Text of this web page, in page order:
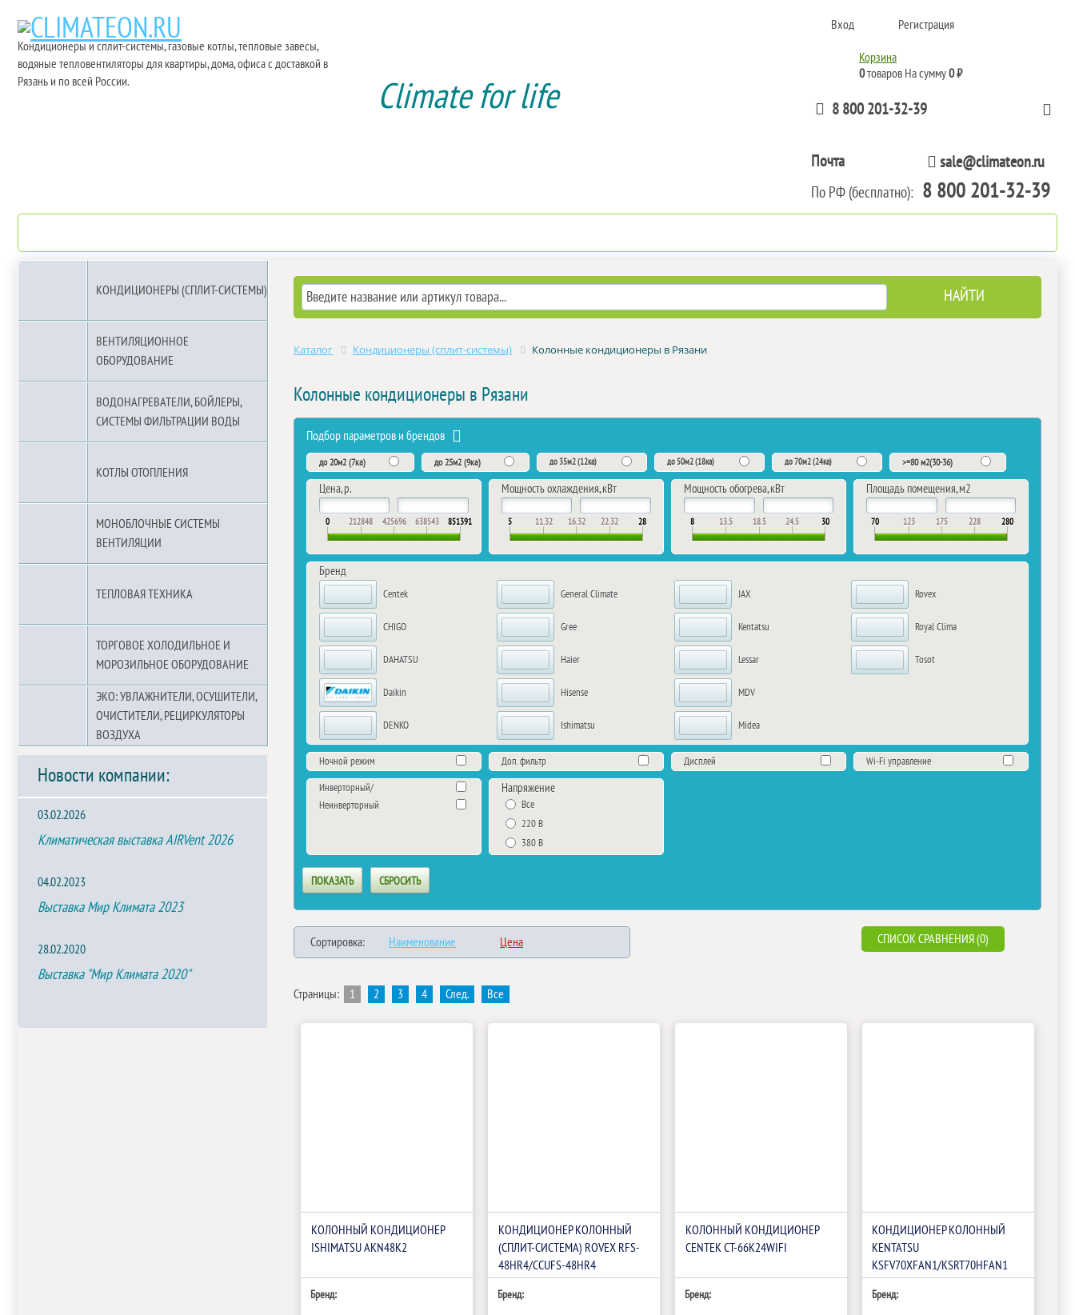
Кондиционеры и сплит-системы, газовые котлы, тепловые завесы,
водяные тепловентиляторы для квартиры, дома, офиса с доставкой в
Рязань и по всей России.
Climate for life
Вход Регистрация
Корзина
0товаров На сумму0 ₽
8 800 201-32-39
Почта sale@climateon.ru
По РФ (бесплатно): 8 800 201-32-39
КОНДИЦИОНЕРЫ (СПЛИТ-СИСТЕМЫ)
ВЕНТИЛЯЦИОННОЕ
ОБОРУДОВАНИЕ
ВОДОНАГРЕВАТЕЛИ, БОЙЛЕРЫ,
СИСТЕМЫ ФИЛЬТРАЦИИ ВОДЫ
КОТЛЫ ОТОПЛЕНИЯ
МОНОБЛОЧНЫЕ СИСТЕМЫ
ВЕНТИЛЯЦИИ
ТЕПЛОВАЯ ТЕХНИКА
ТОРГОВОЕ ХОЛОДИЛЬНОЕ И
МОРОЗИЛЬНОЕ ОБОРУДОВАНИЕ
ЭКО: УВЛАЖНИТЕЛИ, ОСУШИТЕЛИ,
ОЧИСТИТЕЛИ, РЕЦИРКУЛЯТОРЫ
ВОЗДУХА
Новости компании:
03.02.2026
Климатическая выставка AIRVent 2026
04.02.2023
Выставка Мир Климата 2023
28.02.2020
Выставка "Мир Климата 2020"
Каталог Кондиционеры (сплит-системы) Колонные кондиционеры в Рязани
Колонные кондиционеры в Рязани
Подбор параметров и брендов
до 20м2 (7ка) до 25м2 (9ка) до 35м2 (12ка) до 50м2 (18ка) до 70м2 (24ка) >=80 м2(30-36)
Цена, р.
0 212848 425696 638543 851391
Мощность охлаждения, кВт
5 11.32 16.32 22.32 28
Мощность обогрева, кВт
8 13.5 18.5 24.5 30
Площадь помещения, м2
70 123 175 228 280
Бренд
Centek
CHIGO
DAHATSU
Daikin
DENKO
General Climate
Gree
Haier
Hisense
Ishimatsu
JAX
Kentatsu
Lessar
MDV
Midea
Rovex
Royal Clima
Tosot
Ночной режим Доп. фильтр Дисплей Wi-Fi управление
Инверторный/
Неинверторный
Напряжение
Все
220 В
380 В
Сортировка: Наименование Цена СПИСОК СРАВНЕНИЯ (0)
Страницы: 1 2 3 4 След. Все
КОЛОННЫЙ КОНДИЦИОНЕР
ISHIMATSU AKN48K2
Бренд:
КОНДИЦИОНЕР КОЛОННЫЙ
(СПЛИТ-СИСТЕМА) ROVEX RFS-
48HR4/CCUFS-48HR4
Бренд:
КОЛОННЫЙ КОНДИЦИОНЕР
CENTEK CT-66K24WIFI
Бренд:
КОНДИЦИОНЕР КОЛОННЫЙ
KENTATSU
KSFV70XFAN1/KSRT70HFAN1
Бренд: